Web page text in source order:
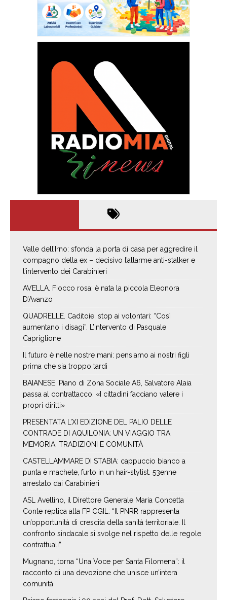
Valle dell’Irno: sfonda la porta di casa per aggredire il
compagno della ex – decisivo l’allarme anti-stalker e
l’intervento dei Carabinieri
AVELLA. Fiocco rosa: è nata la piccola Eleonora
D’Avanzo
QUADRELLE. Caditoie, stop ai volontari: “Così
aumentano i disagi”. L’intervento di Pasquale
Capriglione
Il futuro è nelle nostre mani: pensiamo ai nostri figli
prima che sia troppo tardi
BAIANESE. Piano di Zona Sociale A6, Salvatore Alaia
passa al contrattacco: «I cittadini facciano valere i
propri diritti»
PRESENTATA L’XI EDIZIONE DEL PALIO DELLE
CONTRADE DI AQUILONIA: UN VIAGGIO TRA
MEMORIA, TRADIZIONI E COMUNITÀ
CASTELLAMMARE DI STABIA: cappuccio bianco a
punta e machete, furto in un hair-stylist. 53enne
arrestato dai Carabinieri
ASL Avellino, il Direttore Generale Maria Concetta
Conte replica alla FP CGIL: “Il PNRR rappresenta
un’opportunità di crescita della sanità territoriale. Il
confronto sindacale si svolge nel rispetto delle regole
contrattuali”
Mugnano, torna “Una Voce per Santa Filomena”: il
racconto di una devozione che unisce un’intera
comunità